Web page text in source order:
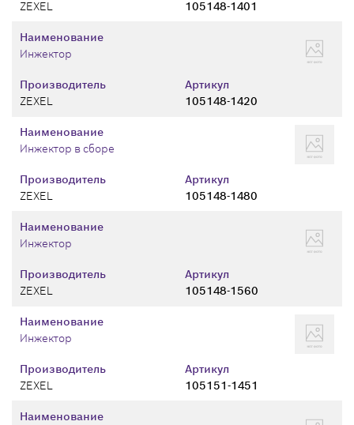
ZEXEL
105148-1401
Производитель
ZEXEL
Артикул
105148-1420
Наименование
Инжектор
Производитель
ZEXEL
Артикул
105148-1480
Наименование
Инжектор в сборе
Производитель
ZEXEL
Артикул
105148-1560
Наименование
Инжектор
Производитель
ZEXEL
Артикул
105151-1451
Наименование
Инжектор
Наименование